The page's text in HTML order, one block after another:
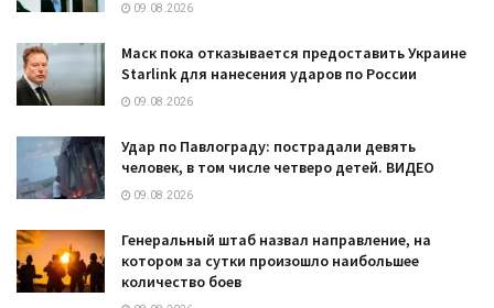
09.08.2026
Маск пока отказывается предоставить Украине
Starlink для нанесения ударов по России
09.08.2026
Удар по Павлограду: пострадали девять
человек, в том числе четверо детей. ВИДЕО
09.08.2026
Генеральный штаб назвал направление, на
котором за сутки произошло наибольшее
количество боев